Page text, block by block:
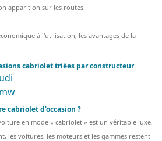
apparition sur les routes.
à l'utilisation, les avantages de la
cabriolet triées par constructeur
cabriolet d'occasion ?
en mode « cabriolet » est un véritable luxe,
les voitures, les moteurs et les gammes restent